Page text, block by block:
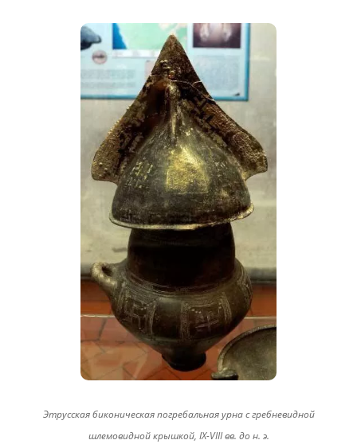
Этрусская биконическая погребальная урна с гребневидной
шлемовидной крышкой, IX-VIII вв. до н. э.